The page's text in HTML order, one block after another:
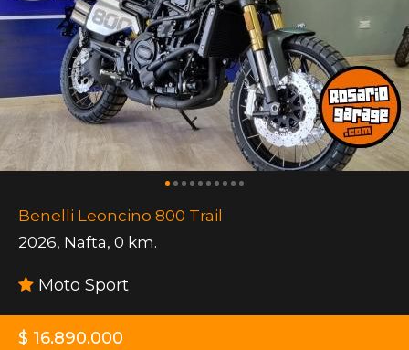
Benelli Leoncino 800 Trail
2026, Nafta, 0 km.
Moto Sport
$ 16.890.000